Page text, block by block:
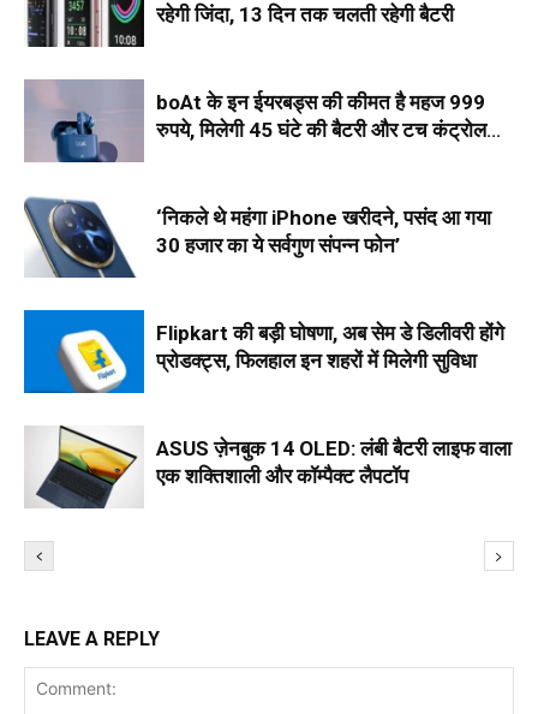
रहेगी जिंदा, 13 दिन तक चलती रहेगी बैटरी
boAt के इन ईयरबड्स की कीमत है महज 999
रुपये, मिलेगी 45 घंटे की बैटरी और टच कंट्रोल
‘निकले थे महंगा iPhone खरीदने, पसंद आ गया
30 हजार का ये सर्वगुण संपन्न फोन’
Flipkart की बड़ी घोषणा, अब सेम डे डिलीवरी होंगे
प्रोडक्ट्स, फिलहाल इन शहरों में मिलेगी सुविधा
ASUS ज़ेनबुक 14 OLED: लंबी बैटरी लाइफ वाला
एक शक्तिशाली और कॉम्पैक्ट लैपटॉप
LEAVE A REPLY